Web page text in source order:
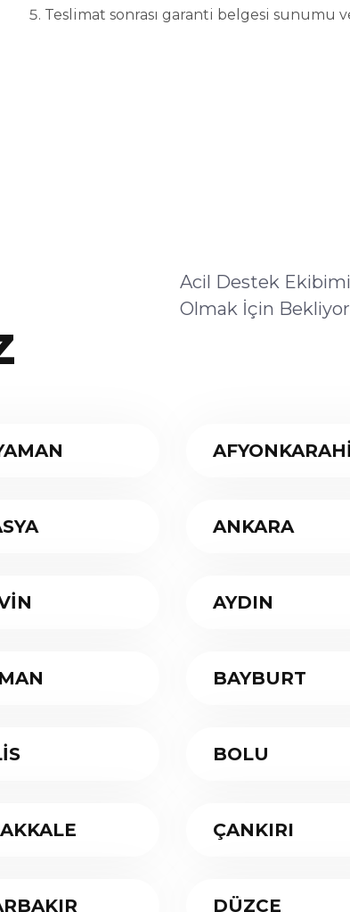
Teslimat sonrası garanti belgesi sunumu
Acil Destek
Olmak İçin
ANKARA
AYDIN
BAYBURT
BOLU
ÇANKIRI
DÜZCE